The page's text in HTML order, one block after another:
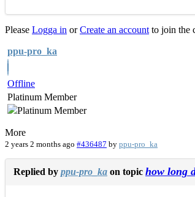
Please Logga in orCreate an account to join the
ppu-pro_ka
Offline
Platinum Member
More
2 years 2 months ago #436487 by ppu-pro_ka
Replied by ppu-pro_ka on topic how long